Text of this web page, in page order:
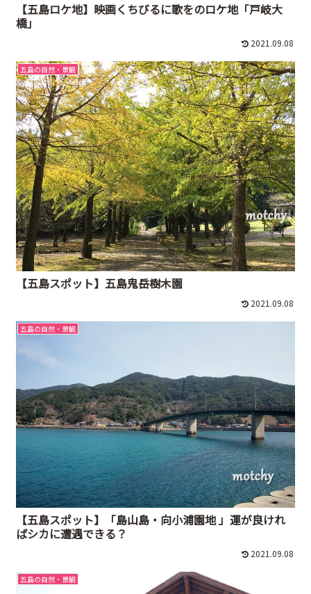
【五島ロケ地】映画くちびるに歌をのロケ地「戸岐大
橋」
2021.09.08
五島の自然・景観
【五島スポット】五島鬼岳樹木園
2021.09.08
五島の自然・景観
【五島スポット】「島山島・向小浦園地 」運が良けれ
ばシカに遭遇できる？
2021.09.08
五島の自然・景観